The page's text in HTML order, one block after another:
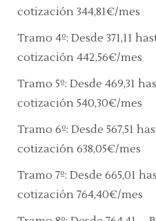
cotización 344,81€/mes
Tramo 4º: Desde 371,11
cotización 442,56€/mes
Tramo 5º: Desde 469,31
cotización 540,30€/mes
Tramo 6º: Desde 567,51
cotización 638,05€/mes
Tramo 7º: Desde 665,01
cotización 764,40€/mes